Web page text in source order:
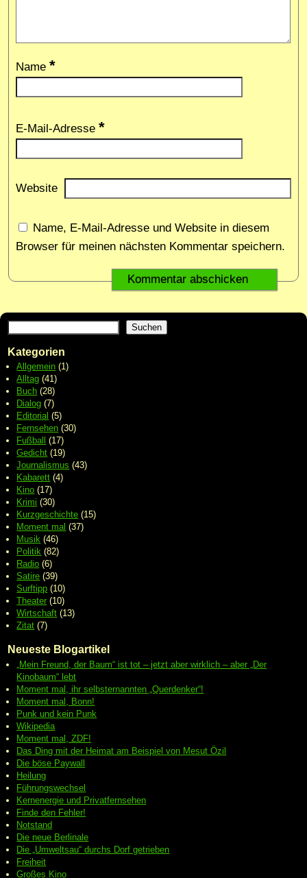
Name *
E-Mail-Adresse *
Website
Name, E-Mail-Adresse und Website in diesem
Browser für meinen nächsten Kommentar speichern.
Suchen
Kategorien
Allgemein (1)
Alltag (41)
Buch (28)
Dialog (7)
Editorial (5)
Fernsehen (30)
Fußball (17)
Gedicht (19)
Journalismus (43)
Kabarett (4)
Kino (17)
Krimi (30)
Kurzgeschichte (15)
Moment mal (37)
Musik (46)
Politik (82)
Radio (6)
Satire (39)
Surftipp (10)
Theater (10)
Wirtschaft (13)
Zitat (7)
Neueste Blogartikel
„Mein Freund, der Baum“ ist tot – jetzt aber wirklich – aber „Der
Kinobaum“ lebt
Moment mal, ihr selbsternannten „Querdenker“!
Moment mal, Bonn!
Punk und kein Punk
Wikipedia
Moment mal, ZDF!
Das Ding mit der Heimat am Beispiel von Mesut Özil
Die böse Paywall
Heilung
Führungswechsel
Kernenergie und Privatfernsehen
Finde den Fehler!
Notstand
Die neue Berlinale
Die „Umweltsau“ durchs Dorf getrieben
Freiheit
Großes Kino